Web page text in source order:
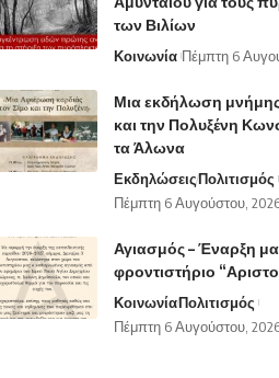
των Βιλίων
Κοινωνία Πέμπτη 6
Μια εκδήλωση μνήμης
και την Πολυξένη
τα Άλωνα
ΕκδηλώσειςΠολιτισμός
Πέμπτη 6 Αυγούστου,
Αγιασμός – Έναρξη
φροντιστήριο
ΚοινωνίαΠολιτισμός
Πέμπτη 6 Αυγούστου,